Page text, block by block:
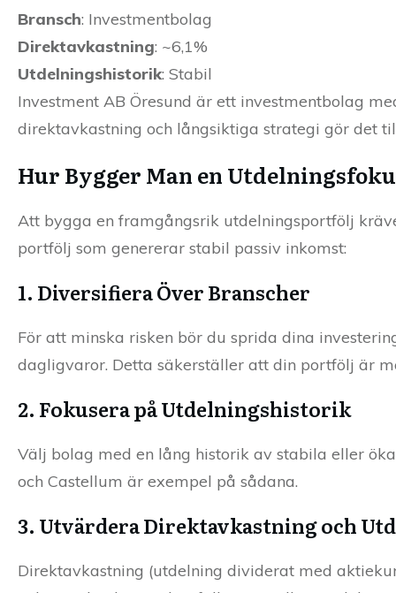
Bransch: Investmentbolag
Direktavkastning: ~6,1%
Utdelningshistorik: Stabil
Investment AB Öresund är ett investmentbolag
direktavkastning och långsiktiga strategi gör det
Hur Bygger Man en
Att bygga en framgångsrik utdelningsportfölj
portfölj som genererar stabil passiv inkomst:
1. Diversifiera Över Branscher
För att minska risken bör du sprida dina
dagligvaror. Detta säkerställer att din portfölj är
2. Fokusera på Utdelningshistorik
Välj bolag med en lång historik av stabila eller
och Castellum är exempel på sådana.
3. Utvärdera Direktavkastning och
Direktavkastning (utdelning dividerat med